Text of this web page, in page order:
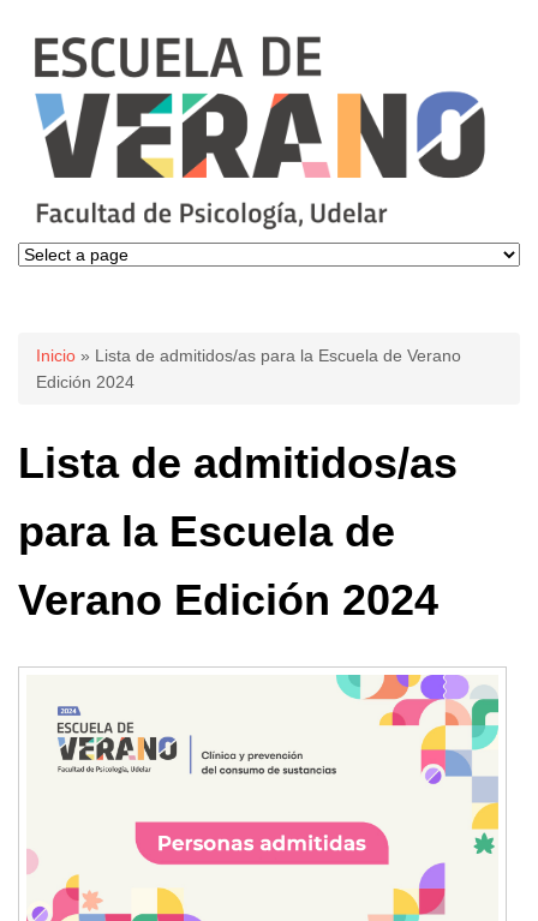
Se encuentra usted aquí
Inicio » Lista de admitidos/as para la Escuela de Verano
Edición 2024
Lista de admitidos/as
para la Escuela de
Verano Edición 2024